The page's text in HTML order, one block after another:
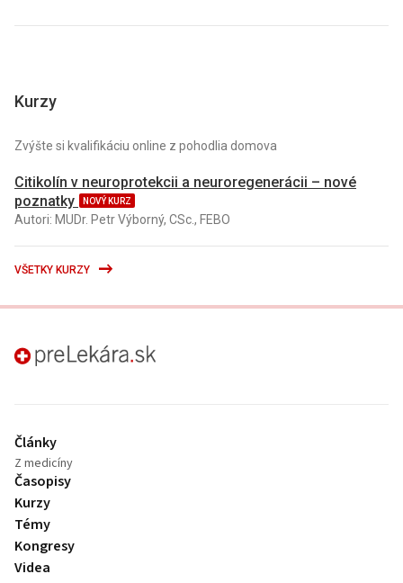
Kurzy
Zvýšte si kvalifikáciu online z pohodlia domova
Citikolín v neuroprotekcii a neuroregenerácii – nové
poznatky
NOVÝ KURZ
Autori: MUDr. Petr Výborný, CSc., FEBO
VŠETKY KURZY
preLekára.sk
Články
Z medicíny
Časopisy
Kurzy
Témy
Kongresy
Videa